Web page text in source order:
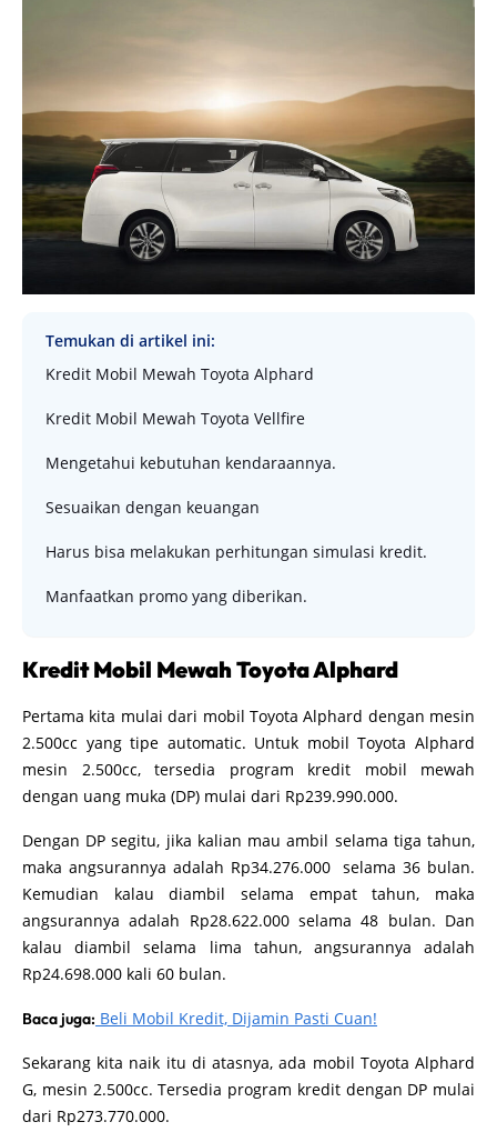
Temukan di artikel ini:
Kredit Mobil Mewah Toyota Alphard
Kredit Mobil Mewah Toyota Vellfire
Mengetahui kebutuhan kendaraannya.
Sesuaikan dengan keuangan
Harus bisa melakukan perhitungan simulasi kredit.
Manfaatkan promo yang diberikan.
Kredit Mobil Mewah Toyota Alphard
Pertama kita mulai dari mobil Toyota Alphard dengan mesin
2.500cc yang tipe automatic. Untuk mobil Toyota Alphard
mesin 2.500cc, tersedia program kredit mobil mewah
dengan uang muka (DP) mulai dari Rp239.990.000.
Dengan DP segitu, jika kalian mau ambil selama tiga tahun,
maka angsurannya adalah Rp34.276.000 selama 36 bulan.
Kemudian kalau diambil selama empat tahun, maka
angsurannya adalah Rp28.622.000 selama 48 bulan. Dan
kalau diambil selama lima tahun, angsurannya adalah
Rp24.698.000 kali 60 bulan.
Baca juga: Beli Mobil Kredit, Dijamin Pasti Cuan!
Sekarang kita naik itu di atasnya, ada mobil Toyota Alphard
G, mesin 2.500cc. Tersedia program kredit dengan DP mulai
dari Rp273.770.000.